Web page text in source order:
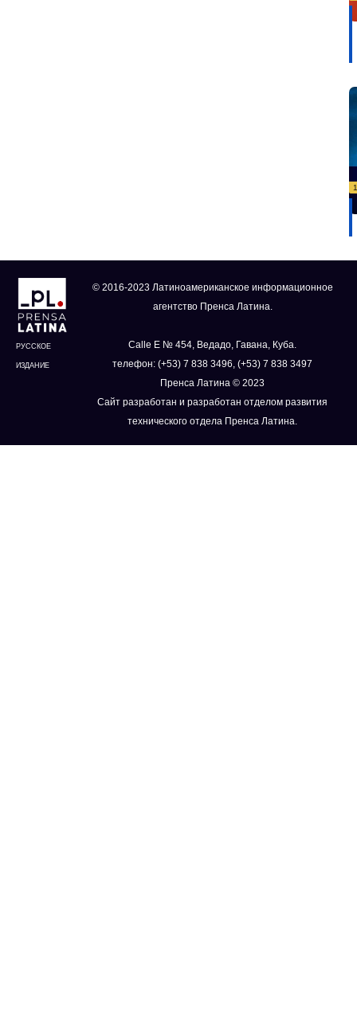
РУССКОЕ
ИЗДАНИЕ
© 2016-2023 Латиноамериканское информационное
агентство Пренса Латина.
Calle E № 454, Ведадо, Гавана, Куба.
телефон: (+53) 7 838 3496, (+53) 7 838 3497
Пренса Латина © 2023
Сайт разработан и разработан отделом развития
технического отдела Пренса Латина.